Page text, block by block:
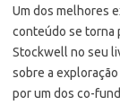
Um dos melhores
conteúdo se torna
Stockwell no seu
sobre a
por um dos co-